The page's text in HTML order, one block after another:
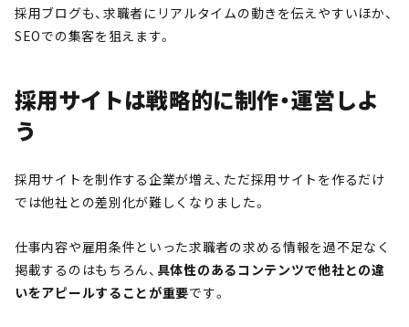
採用ブログも、求職者にリアルタイムの動きを伝えやすいほか、
SEOでの集客を狙えます。
採用サイトは戦略的に制作・運営しよ
う
採用サイトを制作する企業が増え、ただ採用サイトを作るだけ
では他社との差別化が難しくなりました。
仕事内容や雇用条件といった求職者の求める情報を過不足なく
掲載するのはもちろん、 具体性のあるコンテンツで他社との違
いをアピールすることが重要です。